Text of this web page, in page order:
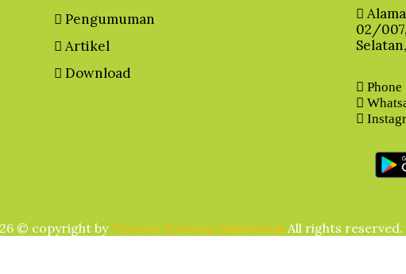
Pengumuman
Artikel
Download
02/
© copyright byYayasan Soebono MantofaniAll rights reserved.